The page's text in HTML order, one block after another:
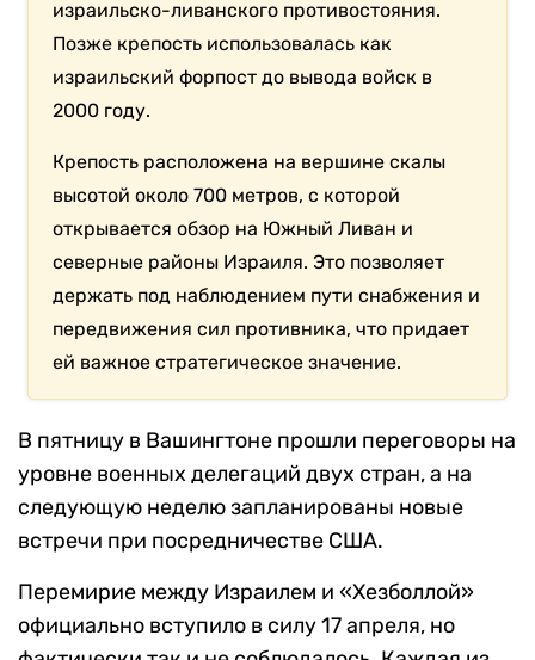
израильско-ливанского противостояния.
Позже крепость использовалась как
израильский форпост до вывода войск в
2000 году.
Крепость расположена на вершине скалы
высотой около 700 метров, с которой
открывается обзор на Южный Ливан и
северные районы Израиля. Это позволяет
держать под наблюдением пути снабжения и
передвижения сил противника, что придает
ей важное стратегическое значение.
В пятницу в Вашингтоне прошли переговоры на
уровне военных делегаций двух стран, а на
следующую неделю запланированы новые
встречи при посредничестве США.
Перемирие между Израилем и «Хезболлой»
официально вступило в силу 17 апреля, но